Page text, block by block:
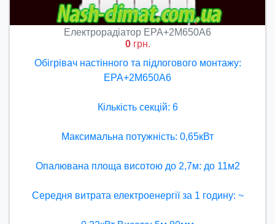
Електрорадіатор ЕРА+2М650А6
0грн.
Обігрівач настінного та підлогового монтажу:
ЕРА+2М650А6
Кількість секцій: 6
Максимальна потужність: 0,65кВт
Опалювана площа висотою до 2,7м: до 11м2
Середня витрата електроенергії за 1 годину: ~